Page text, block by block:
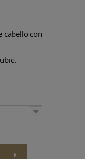
cabello con